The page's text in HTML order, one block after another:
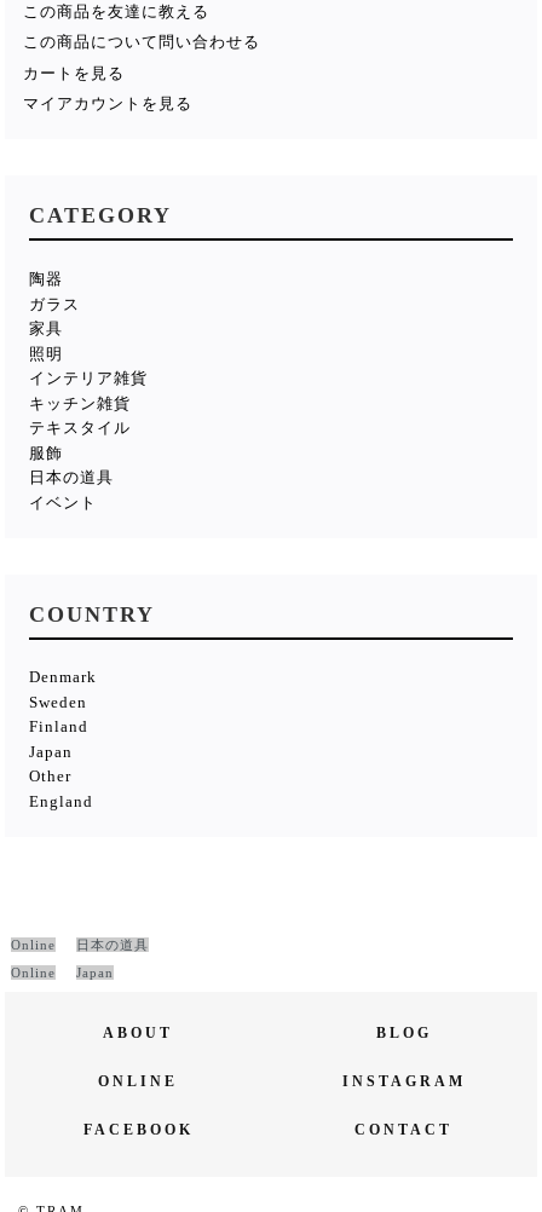
この商品を友達に教える
この商品について問い合わせる
カートを見る
マイアカウントを見る
CATEGORY
陶器
ガラス
家具
照明
インテリア雑貨
キッチン雑貨
テキスタイル
服飾
日本の道具
イベント
COUNTRY
Denmark
Sweden
Finland
Japan
Other
England
Online
日本の道具
Online
Japan
ABOUT BLOG
ONLINE INSTAGRAM
FACEBOOK CONTACT